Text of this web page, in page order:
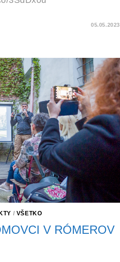
05.05.2023
/ VŠETKO
V RÓMEROV